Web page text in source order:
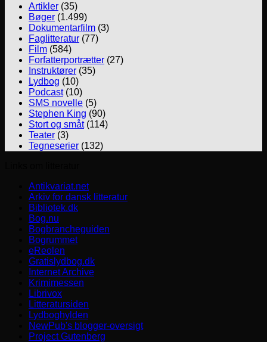
Artikler (35)
Bøger (1.499)
Dokumentarfilm (3)
Faglitteratur (77)
Film (584)
Forfatterportrætter (27)
Instruktører (35)
Lydbog (10)
Podcast(10)
SMS novelle (5)
Stephen King (90)
Stort og småt(114)
Teater (3)
Tegneserier (132)
Antikvariat.net
Arkiv for dansk litteratur
Bibliotek.dk
Bog.nu
Bogbrancheguiden
Bogrummet
eReolen
Gratislydbog.dk
Internet Archive
Krimimessen
Librivox
Litteratursiden
Lydboghylden
NewPub's blogger-oversigt
Project Gutenberg